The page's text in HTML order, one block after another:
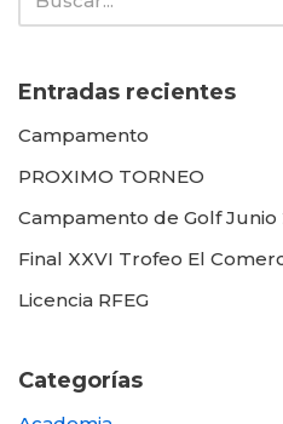
Entradas recientes
Campamento
PROXIMO TORNEO
Campamento de Golf Junio
Final XXVI Trofeo El
Licencia RFEG
Categorías